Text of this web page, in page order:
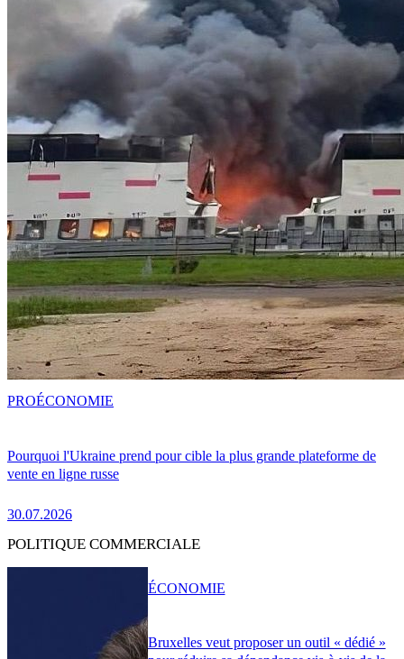
Pourquoi l'Ukraine prend pour cible la plus grande plateforme de
vente en ligne russe
30.07.2026
PROÉCONOMIE
POLITIQUE COMMERCIALE
Bruxelles veut proposer un outil « dédié »
ÉCONOMIE